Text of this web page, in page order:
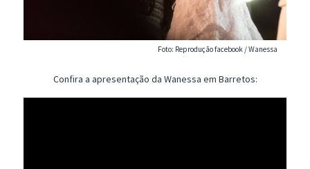
Foto: Reprodução facebook / Wanessa
Confira a apresentação da Wanessa em Barretos: